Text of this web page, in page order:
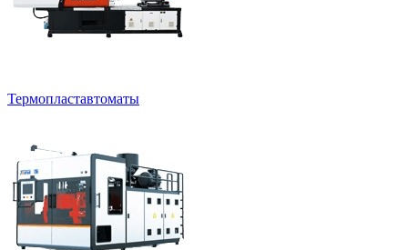
Термопластавтоматы